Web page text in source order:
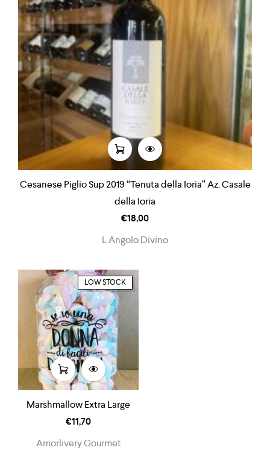
Cesanese Piglio Sup 2019 “Tenuta della Ioria” Az. Casale
della Ioria
€18,00
L Angolo Divino
LOW STOCK
Marshmallow Extra Large
€11,70
Amorlivery Gourmet